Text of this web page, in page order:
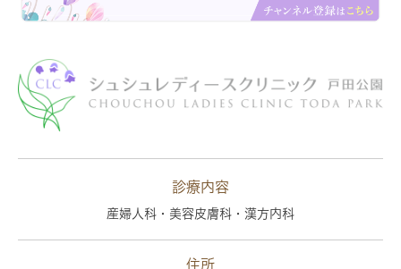
診療内容
産婦人科・美容皮膚科・漢方内科
住所